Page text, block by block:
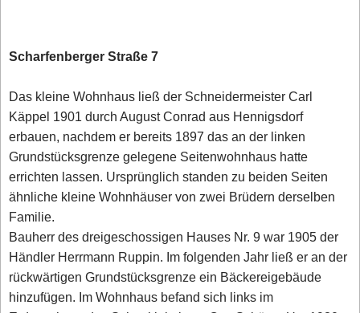
Scharfenberger Straße 7
Das kleine Wohnhaus ließ der Schneidermeister Carl
Käppel 1901 durch August Conrad aus Hennigsdorf
erbauen, nachdem er bereits 1897 das an der linken
Grundstücksgrenze gelegene Seitenwohnhaus hatte
errichten lassen. Ursprünglich standen zu beiden Seiten
ähnliche kleine Wohnhäuser von zwei Brüdern derselben
Familie.
Bauherr des dreigeschossigen Hauses Nr. 9 war 1905 der
Händler Herrmann Ruppin. Im folgenden Jahr ließ er an der
rückwärtigen Grundstücksgrenze ein Bäckereigebäude
hinzufügen. Im Wohnhaus befand sich links im